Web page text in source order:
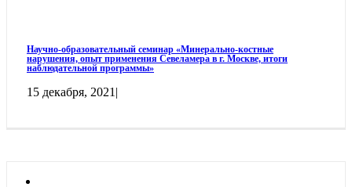
Научно-образовательный семинар «Минерально-костные
нарушения, опыт применения Севеламера в г. Москве, итоги
наблюдательной программы»
15 декабря, 2021 |